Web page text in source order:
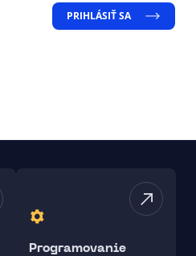
PRIHLÁSIŤ SA
Programovanie